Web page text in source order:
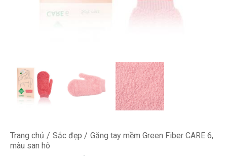
Trang chủ Sắc đẹp
Găng tay mềm Green Fiber CARE 6,
màu san hô